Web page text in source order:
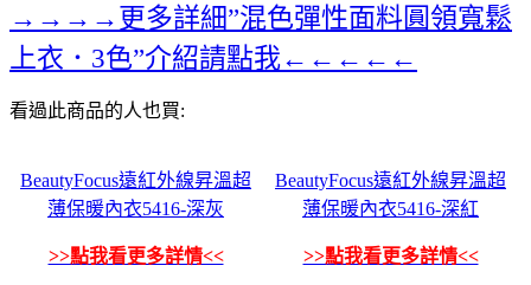
→→→→更多詳細”混色彈性面料圓領寬鬆
上衣．3色”介紹請點我←←←←←
看過此商品的人也買:
BeautyFocus遠紅外線昇溫超
薄保暖內衣5416-深灰
>>點我看更多詳情<<
BeautyFocus遠紅外線昇溫超
薄保暖內衣5416-深紅
>>點我看更多詳情<<